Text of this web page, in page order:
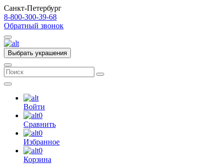
Санкт-Петербург
8-800-300-39-68
Обратный звонок
Выбрать украшения
Войти
0
Сравнить
0
Избранное
0
Корзина